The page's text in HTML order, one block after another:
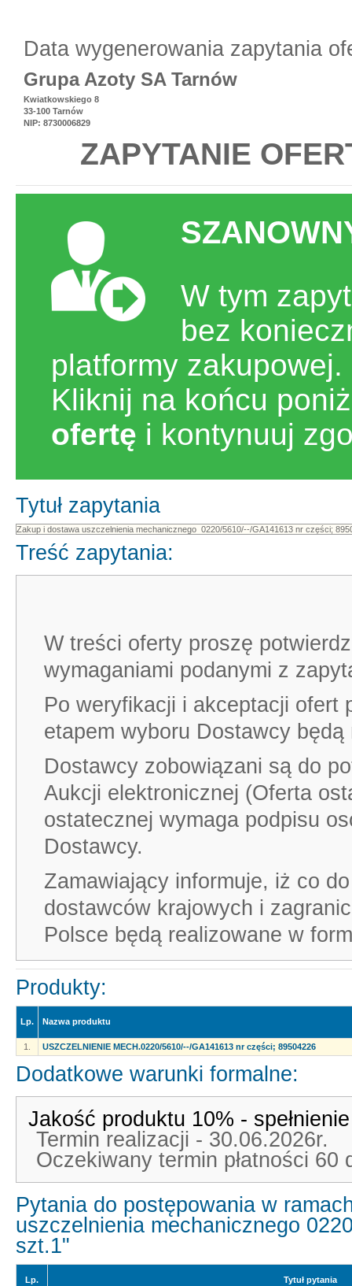
Data wygenerowania zapytania
Grupa Azoty SA Tarnów
Kwiatkowskiego 8
33-100 Tarnów
NIP: 8730006829
ZAPYTANIE
W tym
bez
platformy zakupowej.
Kliknij na końcu
ofertę i kontynuuj
Tytuł zapytania
Treść zapytania:
W treści oferty proszę
wymaganiami podanymi z
Po weryfikacji i akceptacji ofert
etapem wyboru Dostawcy
Dostawcy zobowiązani są do
Aukcji elektronicznej (Oferta
ostatecznej wymaga podpisu
Dostawcy.
Zamawiający informuje, iż co
dostawców krajowych i
Polsce będą realizowane w
Produkty:
Lp. Nazwa produktu
1. USZCZELNIENIE MECH.0220/5610/--/GA141613 nr części; 89504226
Dodatkowe warunki formalne:
Jakość produktu 10% -
Termin realizacji - 30.06.2026r.
Oczekiwany termin płatności 60
Pytania do postępowania w
uszczelnienia mechanicznego
szt.1"
Lp. Tytuł pytania